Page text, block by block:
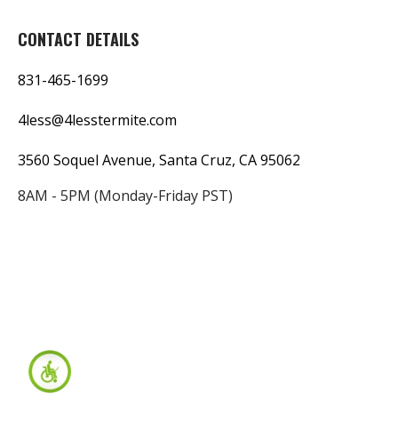
CONTACT DETAILS
831-465-1699
4less@4lesstermite.com
3560 Soquel Avenue, Santa Cruz, CA 95062
8AM - 5PM (Monday-Friday PST)